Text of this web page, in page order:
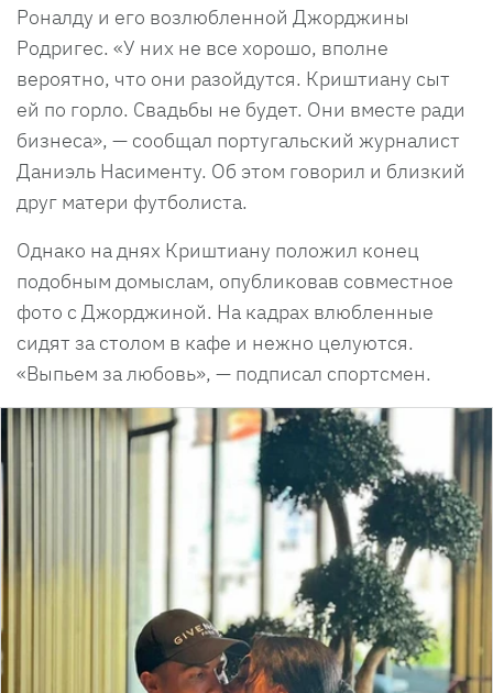
Роналду и его возлюбленной Джорджины
Родригес. «У них не все хорошо, вполне
вероятно, что они разойдутся. Криштиану сыт
ей по горло. Свадьбы не будет. Они вместе ради
бизнеса», — сообщал португальский журналист
Даниэль Насименту. Об этом говорил и близкий
друг матери футболиста.
Однако на днях Криштиану положил конец
подобным домыслам, опубликовав совместное
фото с Джорджиной. На кадрах влюбленные
сидят за столом в кафе и нежно целуются.
«Выпьем за любовь», — подписал спортсмен.